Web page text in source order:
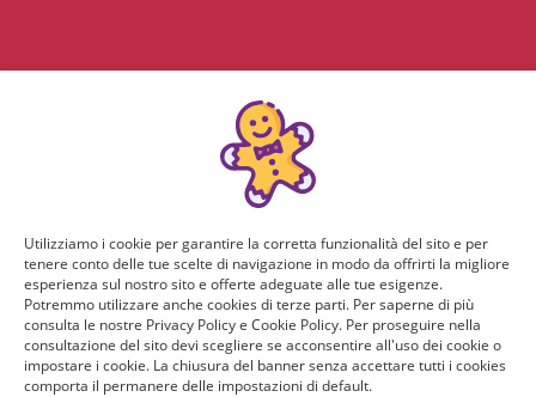
Utilizziamo i cookie per garantire la corretta funzionalità del sito e per
tenere conto delle tue scelte di navigazione in modo da offrirti la migliore
esperienza sul nostro sito e offerte adeguate alle tue esigenze.
Potremmo utilizzare anche cookies di terze parti. Per saperne di più
consulta le nostre Privacy Policy e Cookie Policy. Per proseguire nella
consultazione del sito devi scegliere se acconsentire all'uso dei cookie o
impostare i cookie. La chiusura del banner senza accettare tutti i cookies
comporta il permanere delle impostazioni di default.